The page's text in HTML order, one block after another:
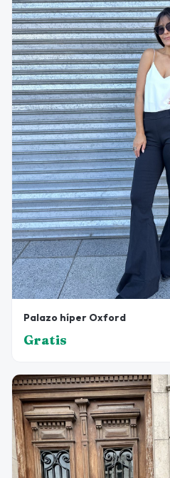
Palazo híper Oxford
Gratis